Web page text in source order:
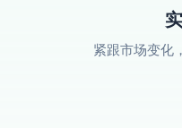
紧跟市场变化